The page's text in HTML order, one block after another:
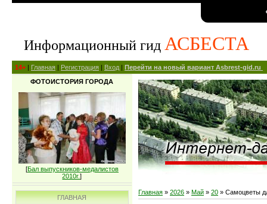
Информационный гид АСБЕСТА
14+ | Главная | Регистрация | Вход | Перейти на новый вариант Asbrest-gid.ru
ФОТОИСТОРИЯ ГОРОДА
[Бал выпускников-медалистов
2010г.]
ГЛАВНАЯ
Главная » 2026 » Май » 20 » Самоцветы